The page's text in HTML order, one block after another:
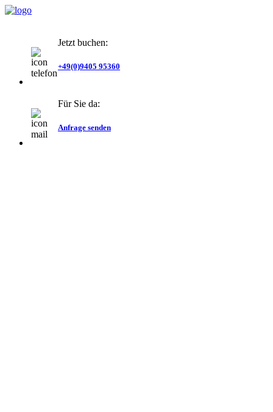
Jetzt buchen:
+49(0)9405 95360
Für Sie da:
Anfrage senden